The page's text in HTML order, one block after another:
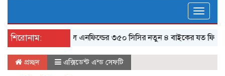
Toggle
শিরোনাম:
র‌য়্যাল এনফিল্ডের ৩৫০ সিসির নতুন ৪ বাইকের যত ফিচার
প্রচ্ছদ এক্সিডেন্ট এন্ড সেফটি